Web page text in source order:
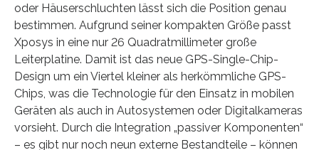
oder Häuserschluchten lässt sich die Position genau
bestimmen. Aufgrund seiner kompakten Größe passt
Xposys in eine nur 26 Quadratmillimeter große
Leiterplatine. Damit ist das neue GPS-Single-Chip-
Design um ein Viertel kleiner als herkömmliche GPS-
Chips, was die Technologie für den Einsatz in mobilen
Geräten als auch in Autosystemen oder Digitalkameras
vorsieht. Durch die Integration „passiver Komponenten“
– es gibt nur noch neun externe Bestandteile – können